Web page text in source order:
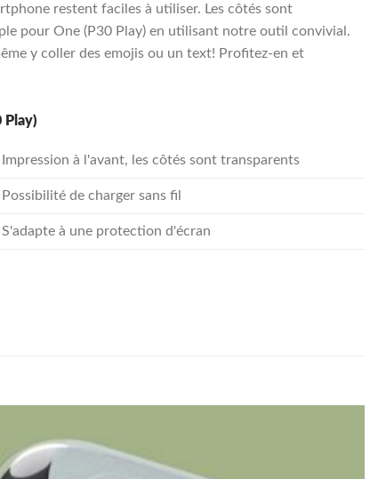
restent faciles à utiliser. Les côtés sont
pour One (P30 Play) en utilisant notre outil convivial.
y coller des emojis ou un text! Profitez-en et
Play)
Impression à l'avant, les côtés sont transparents
Possibilité de charger sans fil
S'adapte à une protection d'écran